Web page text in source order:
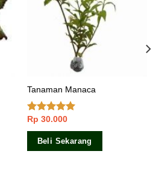
Tanaman Manaca
Dinilai5.00
dari 5
Rp 30.000
Beli Sekarang